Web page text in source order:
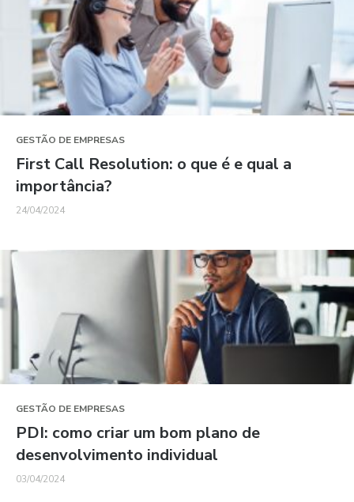
GESTÃO DE EMPRESAS
First Call Resolution: o que é e qual a
importância?
24/04/2024
GESTÃO DE EMPRESAS
PDI: como criar um bom plano de
desenvolvimento individual
03/04/2024